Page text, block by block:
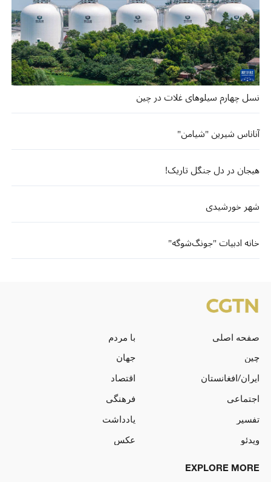
نسل چهارم سیلوهای غلات در چین
آناناس شیرین "شیامن"
هیجان در دل جنگل تاریک!
شهر خورشیدی
خانه ادبیات "جونگ‌شوگه"
صفحه اصلی
با مردم
چین
جهان
ایران/افغانستان
اقتصاد
اجتماعی
فرهنگی
تفسیر
یادداشت
ویدئو
عکس
EXPLORE MORE